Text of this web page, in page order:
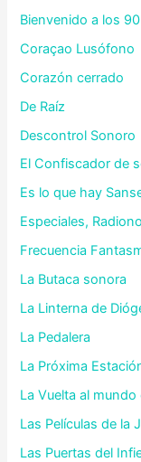
Bienvenido a los 90
Coraçao Lusófono
Corazón cerrado
De Raíz
Descontrol Sonoro
El Confiscador de
Es lo que hay
Especiales,
Frecuencia
La Butaca sonora
La Linterna de
La Pedalera
La Próxima
La Vuelta al
Las Películas de la
Las Puertas del